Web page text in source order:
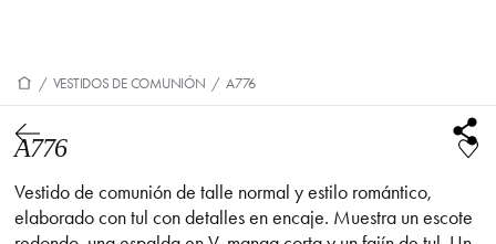
/ VESTIDOS DE COMUNIÓN / A776
A776
Vestido de comunión de talle normal y estilo romántico,
elaborado con tul con detalles en encaje. Muestra un escote